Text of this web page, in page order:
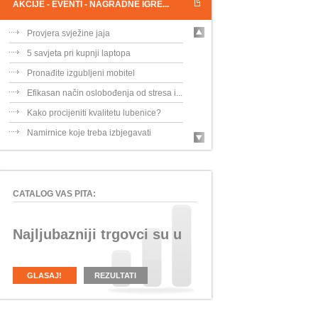
AKCIJE - EVENTI - NAGRADNE IGRE...
Provjera svježine jaja
5 savjeta pri kupnji laptopa
Pronađite izgubljeni mobitel
Efikasan način oslobođenja od stresa i...
Kako procijeniti kvalitetu lubenice?
Namirnice koje treba izbjegavati
CATALOG VAS PITA:
Najljubazniji trgovci su u
GLASAJ! REZULTATI